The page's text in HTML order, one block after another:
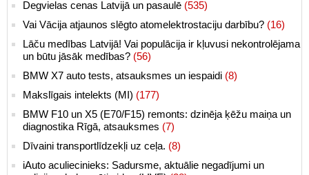
Degvielas cenas Latvijā un pasaulē (535)
Vai Vācija atjaunos slēgto atomelektrostaciju darbību? (16)
Lāču medības Latvijā! Vai populācija ir kļuvusi nekontrolējama
un būtu jāsāk medības? (56)
BMW X7 auto tests, atsauksmes un iespaidi (8)
Makslīgais intelekts (MI) (177)
BMW F10 un X5 (E70/F15) remonts: dzinēja ķēžu maiņa un
diagnostika Rīgā, atsauksmes (7)
Dīvaini transportlīdzekļi uz ceļa. (8)
iAuto aculiecinieks: Sadursme, aktuālie negadījumi un